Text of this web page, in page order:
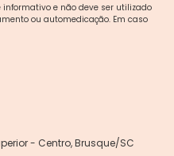
e não deve ser utilizado
ou automedicação. Em caso
- Centro, Brusque/SC